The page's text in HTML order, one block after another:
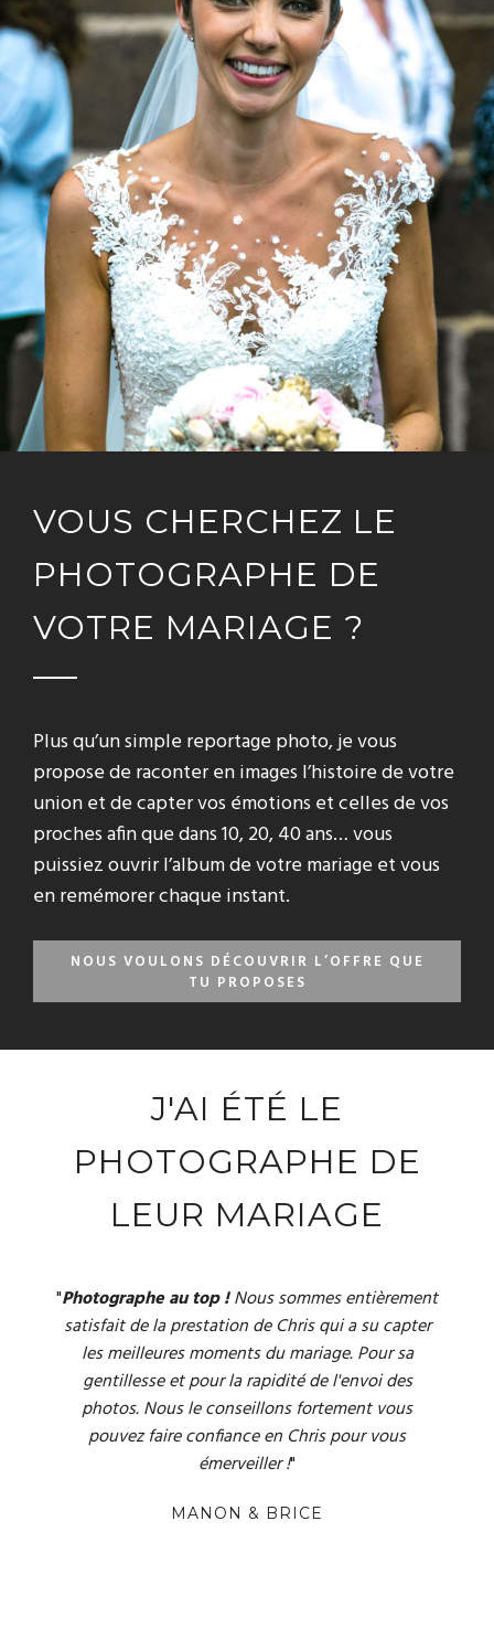
VOUS CHERCHEZ LE
PHOTOGRAPHE DE
VOTRE MARIAGE ?
Plus qu’un simple reportage photo, je vous
propose de raconter en images l’histoire de votre
union et de capter vos émotions et celles de vos
proches afin que dans 10, 20, 40 ans… vous
puissiez ouvrir l’album de votre mariage et vous
en remémorer chaque instant.
NOUS VOULONS DÉCOUVRIR L’OFFRE QUE
TU PROPOSES
J'AI ÉTÉ LE
PHOTOGRAPHE DE
LEUR MARIAGE
"Photographe au top !Nous sommes entièrement
satisfait de la prestation de Chris qui a su capter
les meilleures moments du mariage. Pour sa
gentillesse et pour la rapidité de l'envoi des
photos. Nous le conseillons fortement vous
pouvez faire confiance en Chris pour vous
émerveiller !"
MANON & BRICE
Superbes photos !
Professionnel et sérieux !